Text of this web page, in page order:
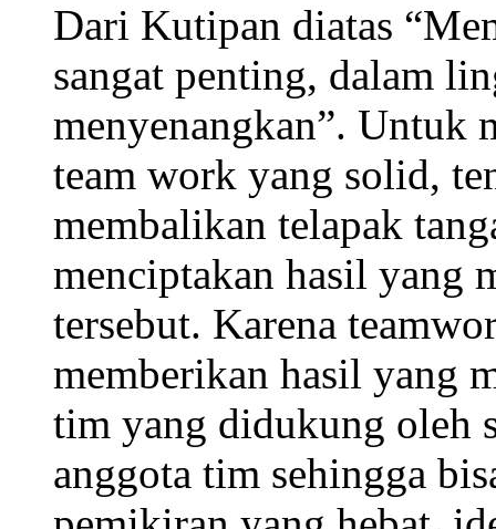
Dari Kutipan diatas
sangat penting, dalam
menyenangkan”. Untuk
team work yang solid,
membalikan telapak
menciptakan hasil yang
tersebut. Karena
memberikan hasil yang
tim yang didukung oleh
anggota tim sehingga